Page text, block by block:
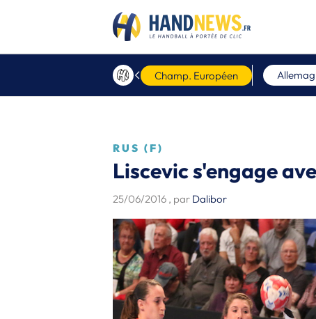
Champ. Européen
RUS (F)
Liscevic s'engage
25/06/2016 , par Dalibor